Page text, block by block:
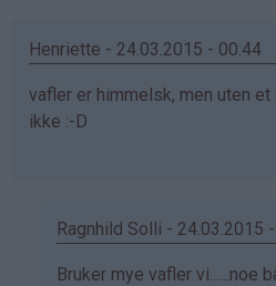
Henriette - 24.03.2015 - 00:44
vafler er himmelsk, men uten
ikke :-D
Ragnhild Solli - 24.03.2015
Som
Bruker mye vafler vi......noe